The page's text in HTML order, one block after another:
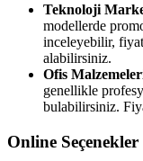
Teknoloji
modellerde
inceleyebilir,
alabilirsiniz.
Ofis
genellikle
bulabilirsiniz.
Online Seçenekler